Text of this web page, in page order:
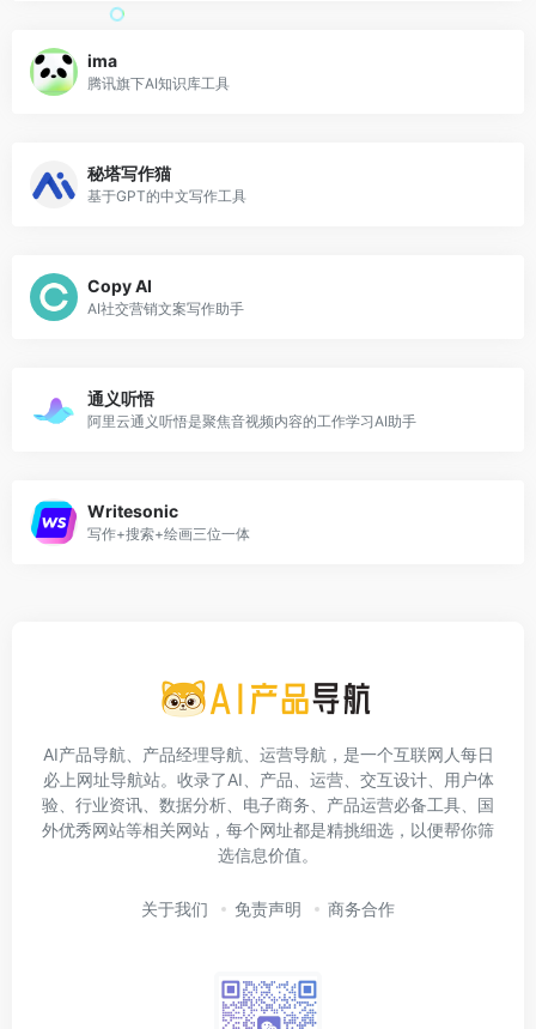
ima
腾讯旗下AI知识库工具
秘塔写作猫
基于GPT的中文写作工具
Copy AI
AI社交营销文案写作助手
通义听悟
阿里云通义听悟是聚焦音视频内容的工作学习AI助手
Writesonic
写作+搜索+绘画三位一体
AI产品导航、产品经理导航、运营导航，是一个互联网人每日
必上网址导航站。收录了AI、产品、运营、交互设计、用户体
验、行业资讯、数据分析、电子商务、产品运营必备工具、国
外优秀网站等相关网站，每个网址都是精挑细选，以便帮你筛
选信息价值。
关于我们 免责声明 商务合作